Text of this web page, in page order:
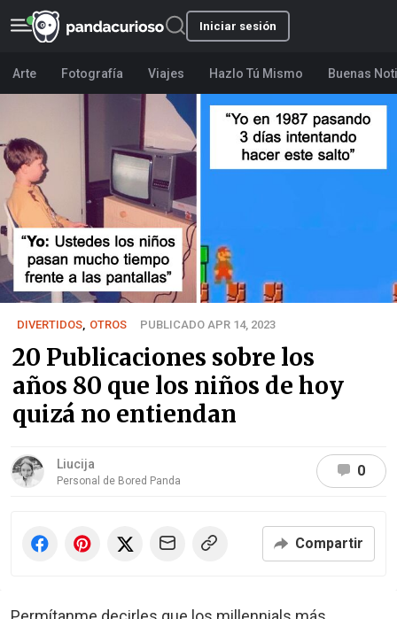
Iniciar sesión
Arte Fotografía Viajes Hazlo Tú Mismo Buenas
DIVERTIDOS OTROS PUBLICADO APR 14, 2023
20 Publicaciones sobre los
años 80 que los niños de hoy
quizá no entiendan
Liucija
Personal de Bored Panda
0
Compartir